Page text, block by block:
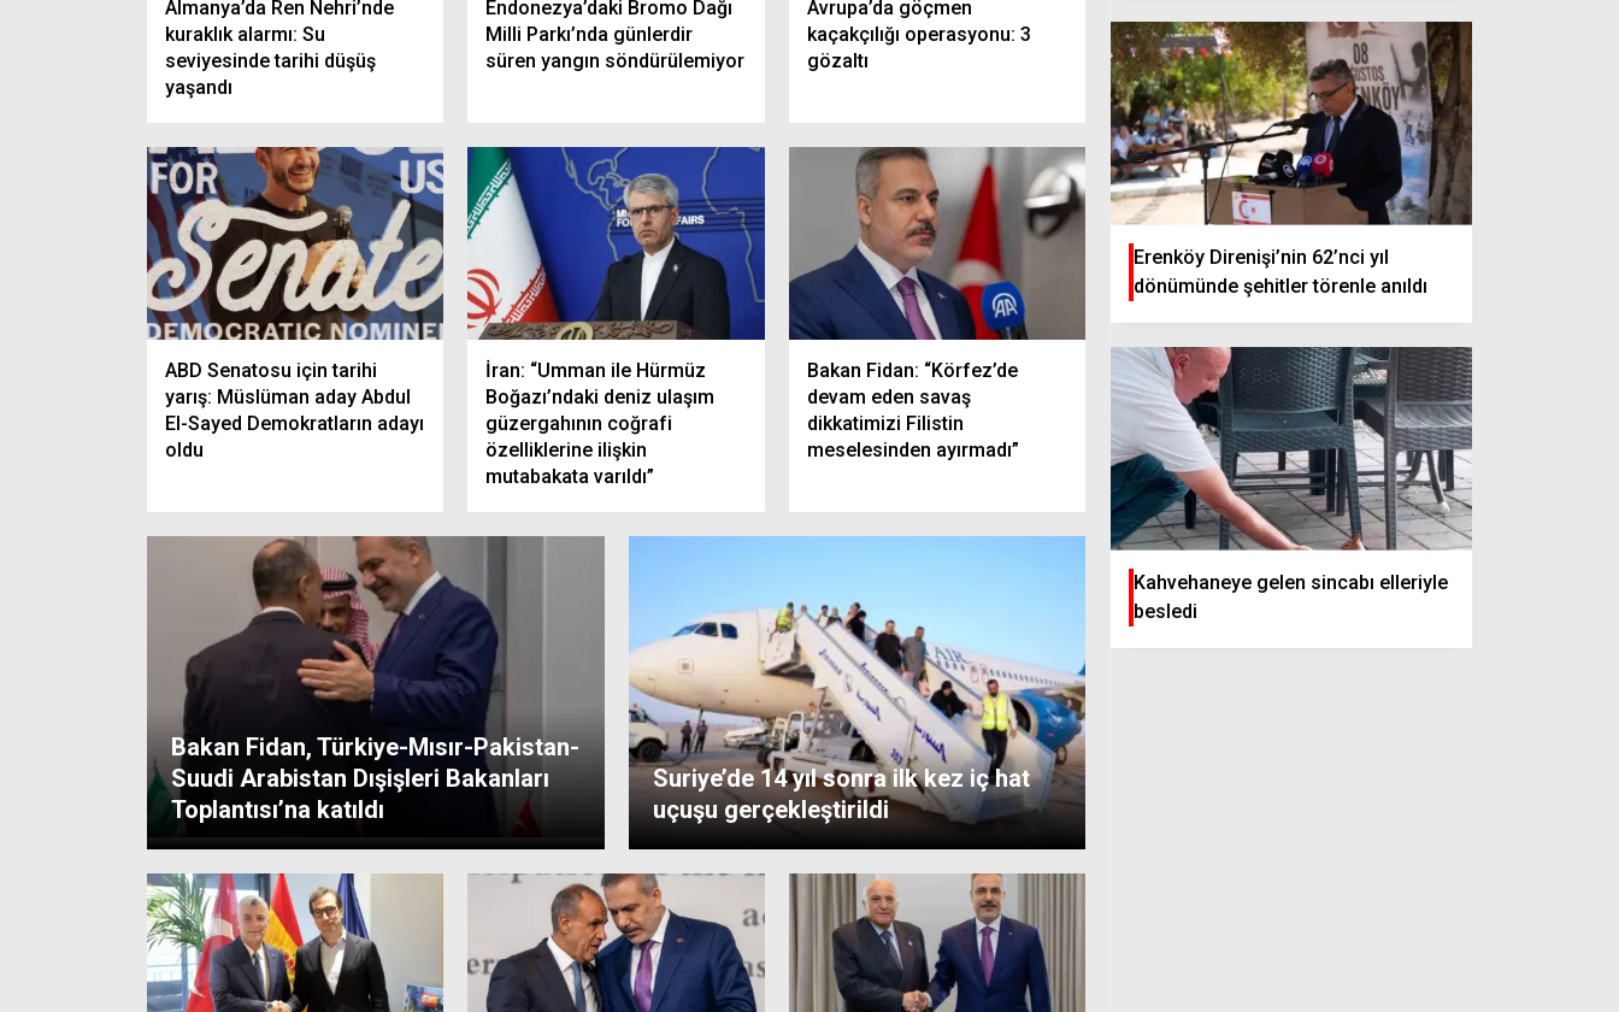
Almanya’da Ren Nehri’nde
kuraklık alarmı: Su
seviyesinde tarihi düşüş
yaşandı
Endonezya’daki Bromo Dağı
Milli Parkı’nda günlerdir
süren yangın söndürülemiyor
Avrupa’da göçmen
kaçakçılığı operasyonu: 3
gözaltı
ABD Senatosu için tarihi
yarış: Müslüman aday Abdul
El-Sayed Demokratların adayı
oldu
İran: “Umman ile Hürmüz
Boğazı’ndaki deniz ulaşım
güzergahının coğrafi
özelliklerine ilişkin
mutabakata varıldı”
Bakan Fidan: “Körfez’de
devam eden savaş
dikkatimizi Filistin
meselesinden ayırmadı”
Bakan Fidan, Türkiye-Mısır-Pakistan-
Suudi Arabistan Dışişleri Bakanları
Toplantısı’na katıldı
Suriye’de 14 yıl sonra ilk kez iç hat
uçuşu gerçekleştirildi
Erenköy Direnişi’nin 62’nci yıl
dönümünde şehitler törenle anıldı
Kahvehaneye gelen sincabı elleriyle
besledi